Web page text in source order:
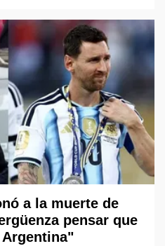
a la muerte de
pensar que
Argentina"